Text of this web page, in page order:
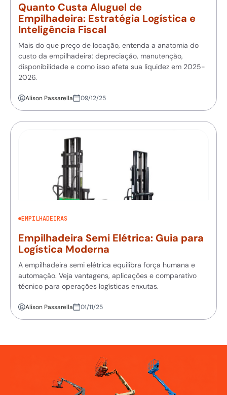
Quanto Custa Aluguel de
Empilhadeira: Estratégia Logística e
Inteligência Fiscal
Mais do que preço de locação, entenda a anatomia do
custo da empilhadeira: depreciação, manutenção,
disponibilidade e como isso afeta sua liquidez em 2025-
2026.
Alison Passarella 09/12/25
EMPILHADEIRAS
Empilhadeira Semi Elétrica: Guia para
Logística Moderna
A empilhadeira semi elétrica equilibra força humana e
automação. Veja vantagens, aplicações e comparativo
técnico para operações logísticas enxutas.
Alison Passarella 01/11/25